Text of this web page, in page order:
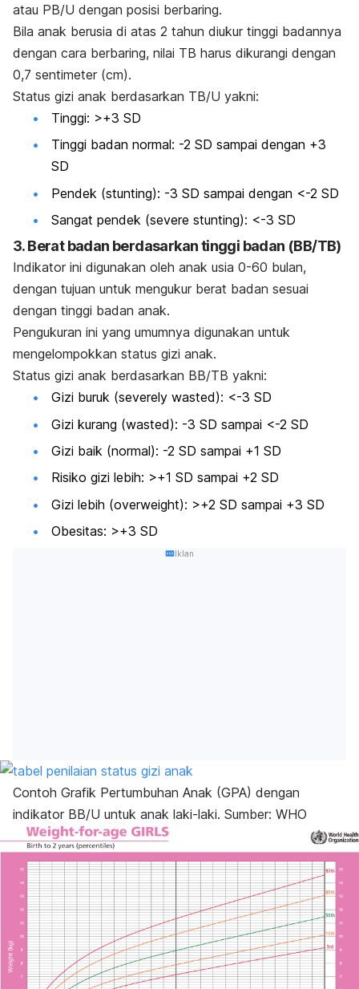
atau PB/U dengan posisi berbaring.
Bila anak berusia di atas 2 tahun diukur tinggi badannya
dengan cara berbaring, nilai TB harus dikurangi dengan
0,7 sentimeter (cm).
Status gizi anak berdasarkan TB/U yakni:
Tinggi: >+3 SD
Tinggi badan normal: -2 SD sampai dengan +3
SD
Pendek (stunting): -3 SD sampai dengan <-2 SD
Sangat pendek (severe stunting): <-3 SD
3. Berat badan berdasarkan tinggi badan (BB/TB)
Indikator ini digunakan oleh anak usia 0-60 bulan,
dengan tujuan untuk mengukur berat badan sesuai
dengan tinggi badan anak.
Pengukuran ini yang umumnya digunakan untuk
mengelompokkan status gizi anak.
Status gizi anak berdasarkan BB/TB yakni:
Gizi buruk (severely wasted): <-3 SD
Gizi kurang (wasted): -3 SD sampai <-2 SD
Gizi baik (normal): -2 SD sampai +1 SD
Risiko gizi lebih: >+1 SD sampai +2 SD
Gizi lebih (overweight): >+2 SD sampai +3 SD
Obesitas: >+3 SD
Iklan
Contoh Grafik Pertumbuhan Anak (GPA) dengan
indikator BB/U untuk anak laki-laki. Sumber: WHO